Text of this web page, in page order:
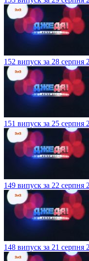
152 випуск за 28 серпня
151 випуск за 25 серпня
149 випуск за 22 серпня
148 випуск за 21 серпня